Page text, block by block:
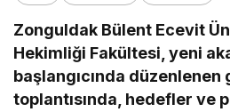
Zonguldak Bülent Ecevit
Hekimliği Fakültesi, yeni
başlangıcında düzenlenen
toplantısında, hedefler ve